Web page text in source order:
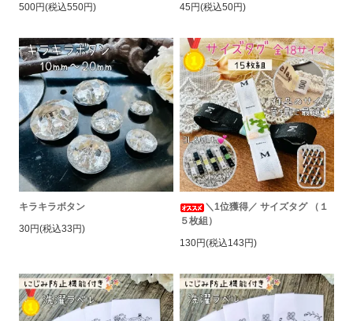
500円(税込550円)
45円(税込50円)
キラキラボタン
30円(税込33円)
＼1位獲得／ サイズタグ （１
５枚組）
130円(税込143円)